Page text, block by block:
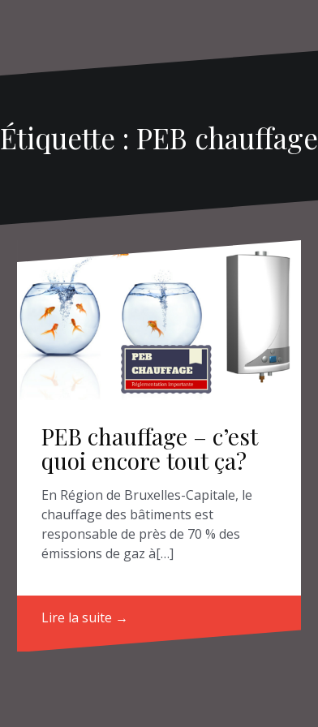
Étiquette : PEB chauffage
PEB chauffage – c’est
quoi encore tout ça?
En Région de Bruxelles-Capitale, le
chauffage des bâtiments est
responsable de près de 70 % des
émissions de gaz à[…]
Lire la suite →